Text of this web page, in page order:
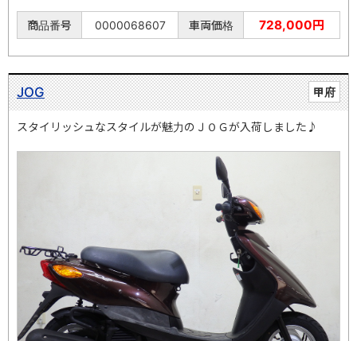
商品番号 0000068607 車両価格 728,000円
甲府
JOG
スタイリッシュなスタイルが魅力のＪＯＧが入荷しました♪